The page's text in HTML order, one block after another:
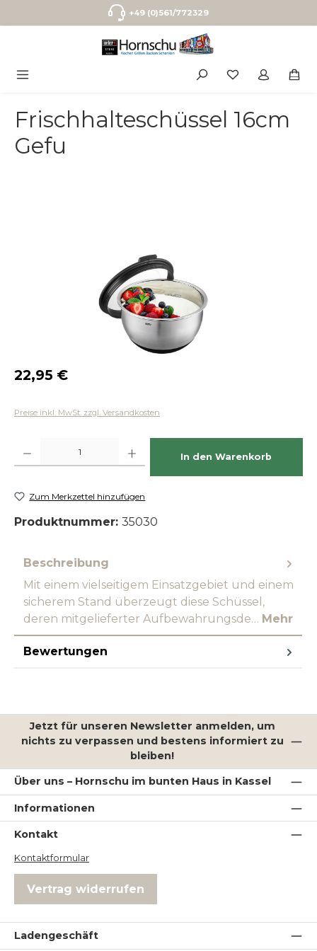
Zum Hauptinhalt springen+49 (0)561/772329
Frischhalteschüssel 16cm
Gefu
Regulärer Preis:
22,95 €
Preise inkl. MwSt. zzgl. Versandkosten
In den Warenkorb
Zum Merkzettel hinzufügen
Produktnummer: 35030
Beschreibung
Mit einem vielseitigem Einsatzgebiet und einem
sicherem Stand überzeugt diese Schüssel,
deren mitgelieferter Aufbewahrungsde… Mehr
Bewertungen
Jetzt für unseren Newsletter anmelden, um
nichts zu verpassen und bestens informiert zu
bleiben!
Über uns – Hornschu im bunten Haus in Kassel
Informationen
Kontakt
Kontaktformular
Vertrag widerrufen
Ladengeschäft